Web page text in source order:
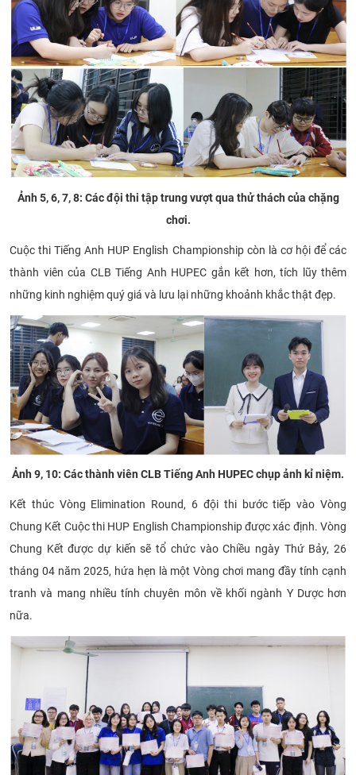
Ảnh 5, 6, 7, 8: Các đội thi tập trung vượt qua thử thách của chặng
chơi.
Cuộc thi Tiếng Anh HUP English Championship còn là cơ hội để các
thành viên của CLB Tiếng Anh HUPEC gắn kết hơn, tích lũy thêm
những kinh nghiệm quý giá và lưu lại những khoảnh khắc thật đẹp.
Ảnh 9, 10: Các thành viên CLB Tiếng Anh HUPEC chụp ảnh kỉ niệm.
Kết thúc Vòng Elimination Round, 6 đội thi bước tiếp vào Vòng
Chung Kết Cuộc thi HUP English Championship được xác định. Vòng
Chung Kết được dự kiến sẽ tổ chức vào Chiều ngày Thứ Bảy, 26
tháng 04 năm 2025, hứa hẹn là một Vòng chơi mang đầy tính cạnh
tranh và mang nhiều tính chuyên môn về khối ngành Y Dược hơn
nữa.